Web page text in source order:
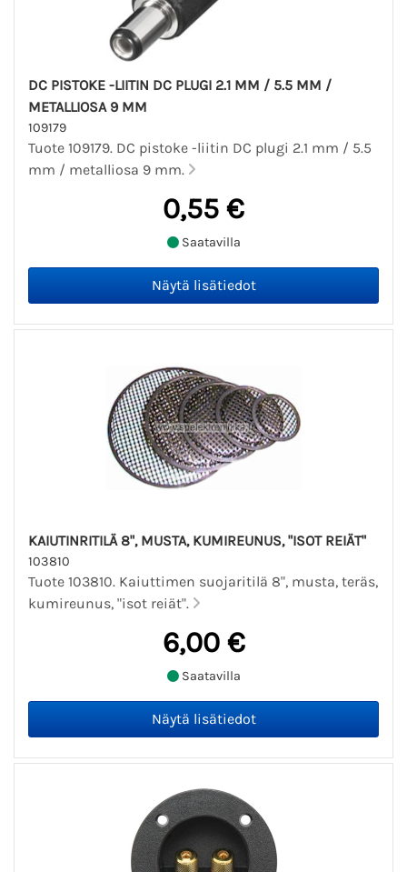
DC PISTOKE -LIITIN DC PLUGI 2.1 MM / 5.5 MM /
METALLIOSA 9 MM
109179
Tuote 109179. DC pistoke -liitin DC plugi 2.1 mm / 5.5
mm / metalliosa 9 mm.
0,55 €
Saatavilla
KAIUTINRITILÄ 8", MUSTA, KUMIREUNUS, "ISOT REIÄT"
103810
Tuote 103810. Kaiuttimen suojaritilä 8", musta, teräs,
kumireunus, "isot reiät".
6,00 €
Saatavilla